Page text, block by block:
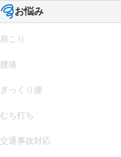
お悩み
肩こり
腰痛
ぎっくり腰
むち打ち
交通事故対応